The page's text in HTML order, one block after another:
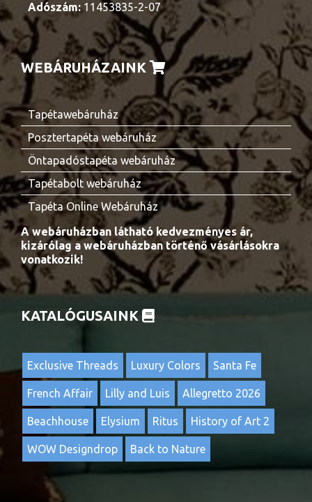
Adószám:11453835-2-07
WEBÁRUHÁZAINK
Tapétawebáruház
Posztertapéta webáruház
Öntapadóstapéta webáruház
Tapétabolt webáruház
Tapéta Online Webáruház
A webáruházban látható kedvezményes ár,
kizárólag a webáruházban történő vásárlásokra
vonatkozik!
KATALÓGUSAINK
Exclusive Threads Luxury Colors Santa Fe
French Affair Lilly and Luis Allegretto 2026
Beachhouse Elysium Ritus History of Art 2
WOW Designdrop Back to Nature